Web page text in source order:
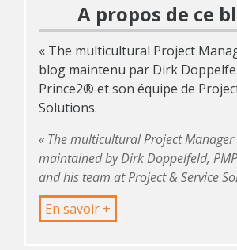
articlesA propos de ce
« The multicultural Project
blog maintenu par Dirk
Prince2® et son équipe de
Solutions.
« The multicultural Project Manager
maintained by Dirk Doppelfeld,
and his team at Project & Service
En savoir +